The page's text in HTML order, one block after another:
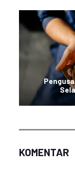
KOMENTAR